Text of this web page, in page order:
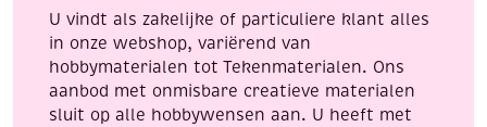
loomen!
aantal
U vindt als zakelijke of particuliere klant alles
in onze webshop, variërend van
hobbymaterialen tot Tekenmaterialen. Ons
aanbod met onmisbare creatieve materialen
sluit op alle hobbywensen aan. U heeft met